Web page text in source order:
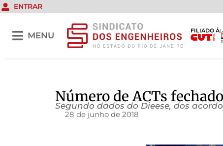
ENTRAR
MENU
FILIADO À:
Número de ACTs
Segundo dados do Dieese, dos
28 de junho de 2018